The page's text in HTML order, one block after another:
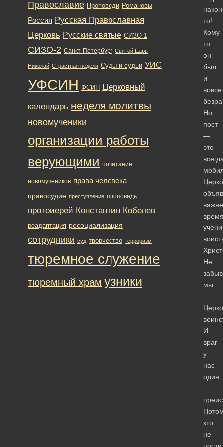
то!
Кому-
то
он
был
и
вовсе
Но
пост
—
это
время
Не
мы
—
И
враг
у
нас
один
—
кто
не
Православие Проповеди Романовы
Россия Русская Православная
Церковь Русские святые СИЗО-1
СИЗО-2 Санкт-Петербург Святой Царь
Николай Страстная неделя Суды и судьи УИС
УФСИН ФСИН Церковный
календарь неделя молитвы
новомученики
организации работы
верующими почитание
новомучеников права человека
правосудие преступление проповедь
протоиерей Константин Кобелев
реадаптация ресоциализация
сотрудники суд творчество терроризм
тюремное служение
тюремный храм узники